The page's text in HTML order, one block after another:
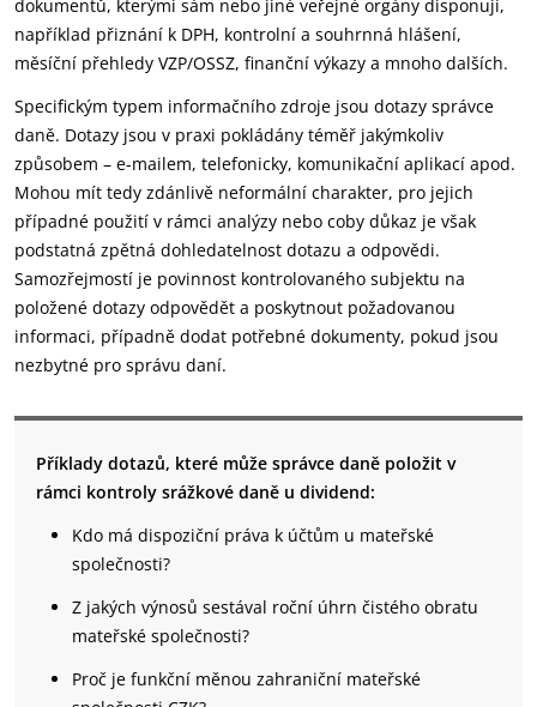
dokumentů, kterými sám nebo jiné veřejné orgány disponují,
například přiznání k DPH, kontrolní a souhrnná hlášení,
měsíční přehledy VZP/OSSZ, finanční výkazy a mnoho dalších.
Specifickým typem informačního zdroje jsou dotazy správce
daně. Dotazy jsou v praxi pokládány téměř jakýmkoliv
způsobem – e-mailem, telefonicky, komunikační aplikací apod.
Mohou mít tedy zdánlivě neformální charakter, pro jejich
případné použití v rámci analýzy nebo coby důkaz je však
podstatná zpětná dohledatelnost dotazu a odpovědi.
Samozřejmostí je povinnost kontrolovaného subjektu na
položené dotazy odpovědět a poskytnout požadovanou
informaci, případně dodat potřebné dokumenty, pokud jsou
nezbytné pro správu daní.
Příklady dotazů, které může správce daně položit v
rámci kontroly srážkové daně u dividend:
Kdo má dispoziční práva k účtům u mateřské
společnosti?
Z jakých výnosů sestával roční úhrn čistého obratu
mateřské společnosti?
Proč je funkční měnou zahraniční mateřské